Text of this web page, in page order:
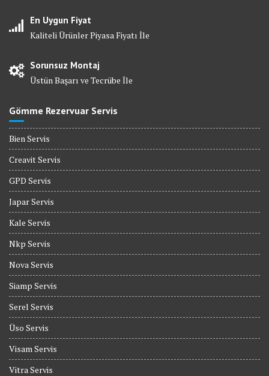
En Uygun Fiyat
Kaliteli Ürünler Piyasa Fiyatı İle
Sorunsuz Montaj
Üstün Başarı ve Tecrübe İle
Gömme Rezervuar Servis
Bien Servis
Creavit Servis
GPD Servis
Japar Servis
Kale Servis
Nkp Servis
Nova Servis
Siamp Servis
Serel Servis
Üso Servis
Visam Servis
Vitra Servis